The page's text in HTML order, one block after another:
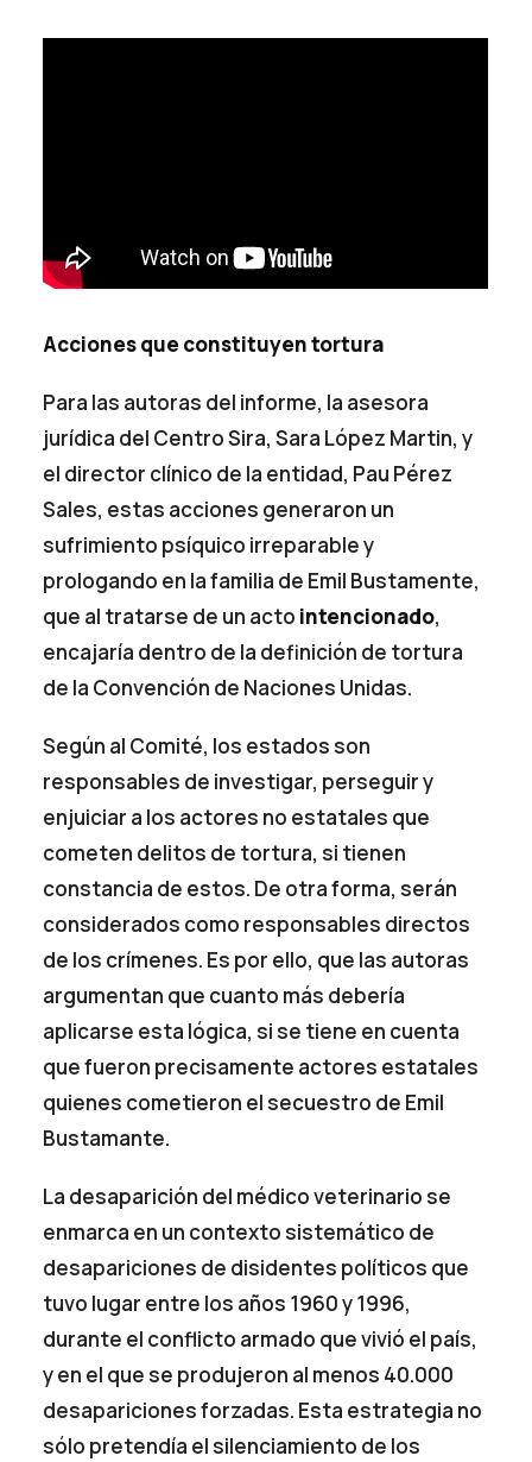
Acciones que constituyen tortura
Para las autoras del informe, la asesora
jurídica del Centro Sira, Sara López Martin, y
el director clínico de la entidad, Pau Pérez
Sales, estas acciones generaron un
sufrimiento psíquico irreparable y
prologando en la familia de Emil Bustamente,
que al tratarse de un acto intencionado,
encajaría dentro de la definición de tortura
de la Convención de Naciones Unidas.
Según al Comité, los estados son
responsables de investigar, perseguir y
enjuiciar a los actores no estatales que
cometen delitos de tortura, si tienen
constancia de estos. De otra forma, serán
considerados como responsables directos
de los crímenes. Es por ello, que las autoras
argumentan que cuanto más debería
aplicarse esta lógica, si se tiene en cuenta
que fueron precisamente actores estatales
quienes cometieron el secuestro de Emil
Bustamante.
La desaparición del médico veterinario se
enmarca en un contexto sistemático de
desapariciones de disidentes políticos que
tuvo lugar entre los años 1960 y 1996,
durante el conflicto armado que vivió el país,
y en el que se produjeron al menos 40.000
desapariciones forzadas. Esta estrategia no
sólo pretendía el silenciamiento de los